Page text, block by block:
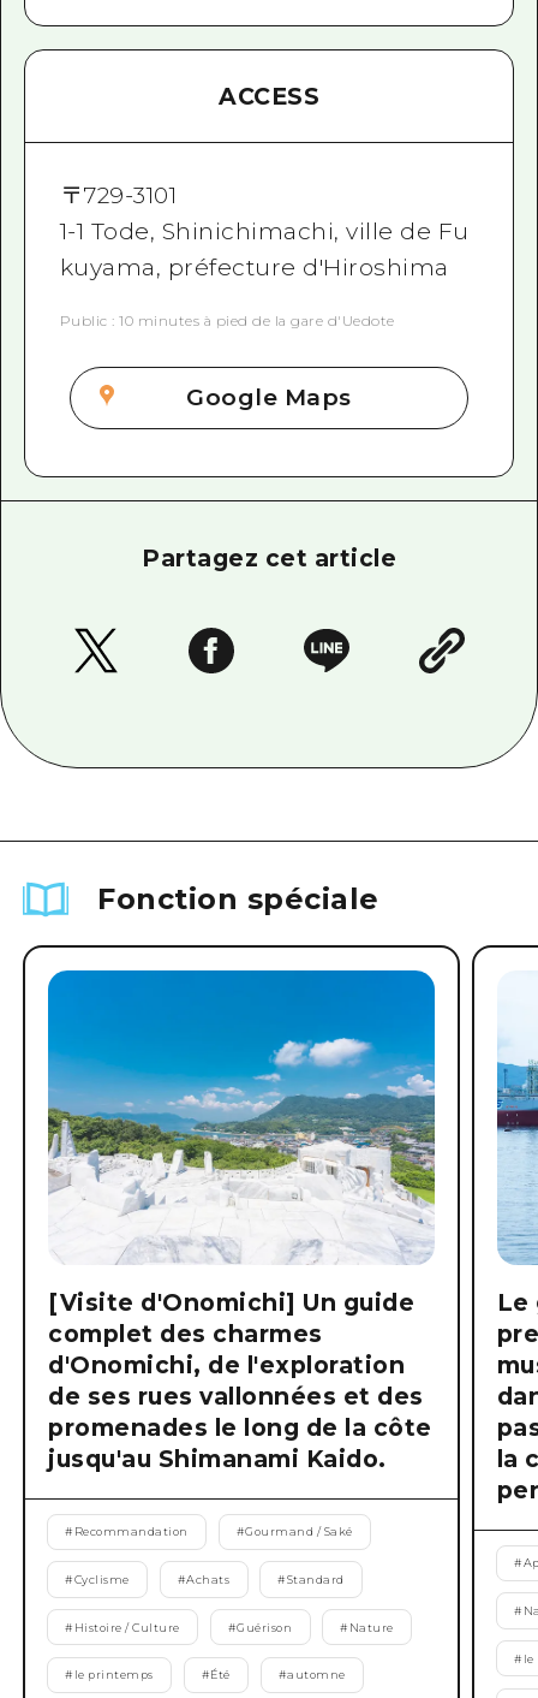
ACCESS
〒729-3101
1-1 Tode, Shinichimachi, ville de Fu
kuyama, préfecture d'Hiroshima
Public : 10 minutes à pied de la gare d'Uedote
Google Maps
Partagez cet article
Fonction spéciale
[Visite d'Onomichi] Un guide
complet des charmes
d'Onomichi, de l'exploration
de ses rues vallonnées et des
promenades le long de la côte
jusqu'au Shimanami Kaido.
# Recommandation #Gourmand / Saké
#Cyclisme #Achats #Standard
# Histoire / Culture #Guérison # Nature
# le printemps #Été #automne
Le
la
#
#
# le